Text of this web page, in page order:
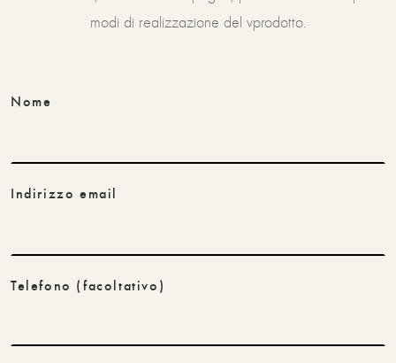
modi di realizzazione del vprodotto.
Nome
Indirizzo email
Telefono (facoltativo)